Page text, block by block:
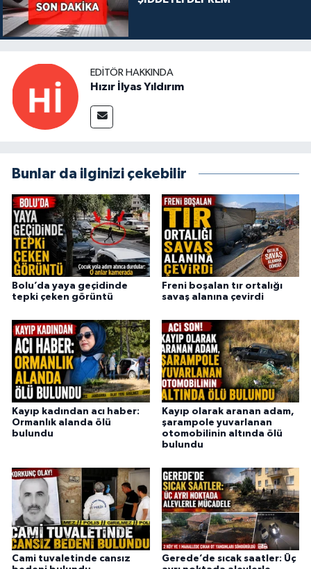
EDITÖR HAKKINDA
Hızır İlyas Yıldırım
Bunlar da ilginizi çekebilir
Bolu’da yaya geçidinde
tepki çeken görüntü
Freni boşalan tır ortalığı
savaş alanına çevirdi
Kayıp kadından acı haber:
Ormanlık alanda ölü
bulundu
Kayıp olarak aranan adam,
şarampole yuvarlanan
otomobilinin altında ölü
bulundu
Cami tuvaletinde cansız
Gerede’de sıcak saatler: Üç